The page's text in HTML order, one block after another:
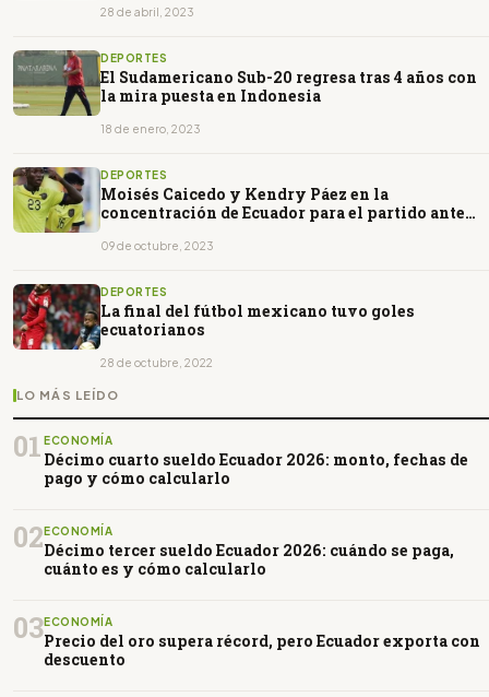
28 de abril, 2023
DEPORTES
El Sudamericano Sub-20 regresa tras 4 años con
la mira puesta en Indonesia
18 de enero, 2023
DEPORTES
Moisés Caicedo y Kendry Páez en la
concentración de Ecuador para el partido ante
09 de octubre, 2023
DEPORTES
La final del fútbol mexicano tuvo goles
ecuatorianos
28 de octubre, 2022
LO MÁS LEÍDO
01 ECONOMÍA
Décimo cuarto sueldo Ecuador 2026: monto, fechas de
pago y cómo calcularlo
02ECONOMÍA
Décimo tercer sueldo Ecuador 2026: cuándo se paga,
cuánto es y cómo calcularlo
03ECONOMÍA
Precio del oro supera récord, pero Ecuador exporta con
descuento